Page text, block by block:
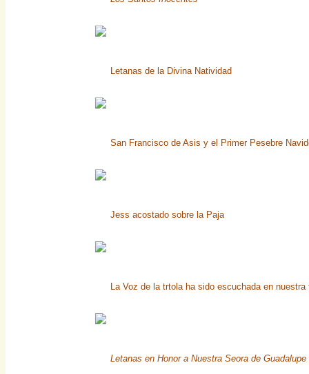
Letanas de la Divina Natividad
San Francisco de Asis y el Primer Pesebre
Jess acostado sobre la Paja
La Voz de la trtola ha sido escuchada en nuestra
Letanas en Honor a Nuestra Seora de Guadalupe